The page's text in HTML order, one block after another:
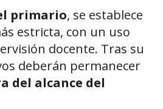
primario, se establece
estricta, con un uso
docente. Tras su
deberán permanecer
del alcance del